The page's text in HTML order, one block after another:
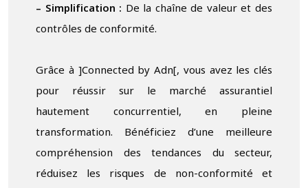
– Simplification : De la chaîne de valeur et des
contrôles de conformité.
Grâce à ]Connected by Adn[, vous avez les clés
pour réussir sur le marché assurantiel
hautement concurrentiel, en pleine
transformation. Bénéficiez d’une meilleure
compréhension des tendances du secteur,
réduisez les risques de non-conformité et